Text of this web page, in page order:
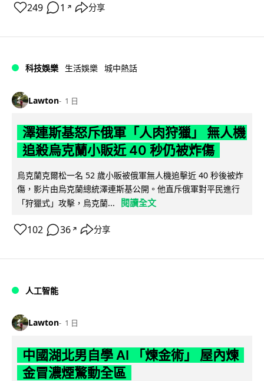
249 1 ↗ 分享
科技娛樂 生活娛樂 城中熱話
Lawton 1 日
澤連斯基怒斥俄軍「人肉狩獵」 無人機
追殺烏克蘭小販近 40 秒仍被炸傷
烏克蘭克爾松一名 52 歲小販被俄軍無人機追擊近 40 秒後被炸
傷，影片由烏克蘭總統澤連斯基公開。他直斥俄軍對平民進行
「狩獵式」攻擊，烏克蘭...
閱讀全文
102 36 ↗ 分享
人工智能
Lawton 1 日
中國湖北男自學 AI 「煉金術」 屋內煉
金冒濃煙驚動全區